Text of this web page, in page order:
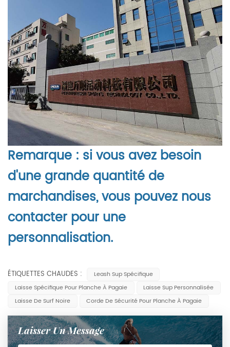
Remarque : si vous avez besoin
d'une grande quantité de
marchandises, vous pouvez nous
contacter pour une
personnalisation.
ÉTIQUETTES CHAUDES :
Leash Sup Spécifique
Laisse Spécifique Pour Planche À Pagaie
Laisse Sup Personnalisée
Laisse De Surf Noire
Corde De Sécurité Pour Planche À Pagaie
Laisser Un Message